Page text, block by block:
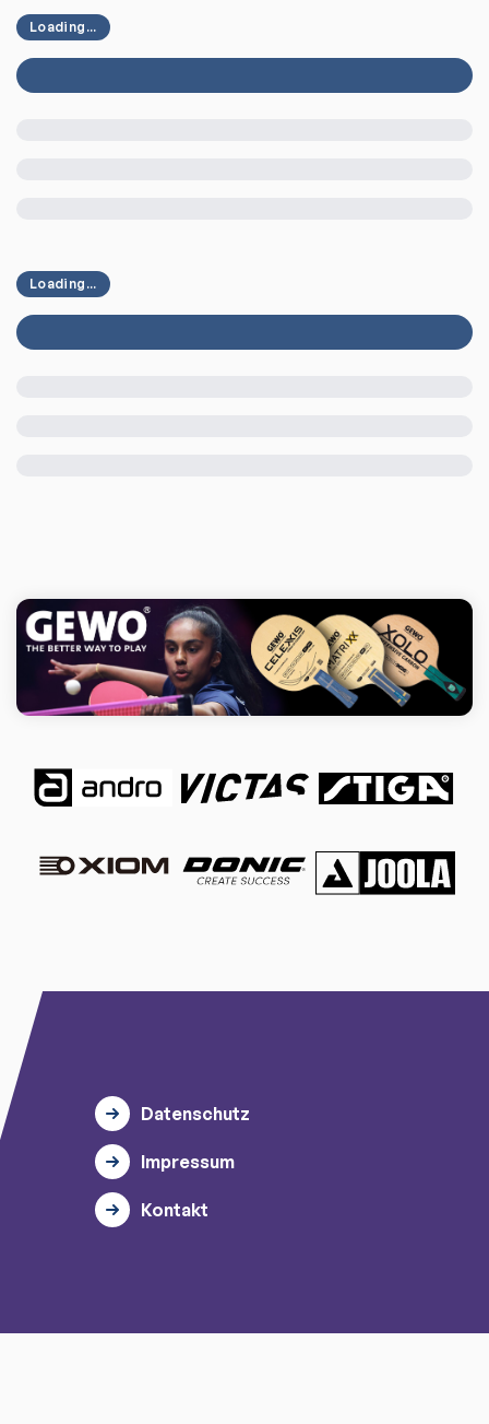
Loading...
Loading...
Datenschutz
Impressum
Kontakt